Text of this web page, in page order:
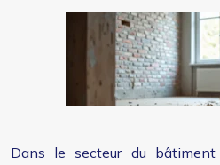
Dans le secteur du